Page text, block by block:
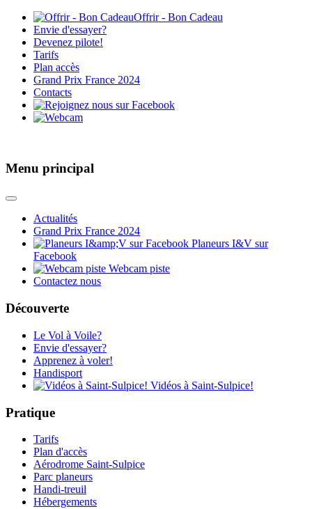
Offrir - Bon Cadeau
Envie d'essayer?
Devenez pilote!
Tarifs
Plan accès
Grand Prix France 2024
Contacts
Menu principal
Actualités
Grand Prix France 2024
Planeurs I&V sur
Facebook
Webcam piste
Contactez nous
Découverte
Le Vol à Voile?
Envie d'essayer?
Apprenez à voler!
Handisport
Vidéos à Saint-Sulpice!
Pratique
Tarifs
Plan d'accès
Aérodrome Saint-Sulpice
Parc planeurs
Handi-treuil
Hébergements